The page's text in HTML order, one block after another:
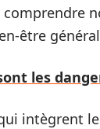
être
les
intègrent